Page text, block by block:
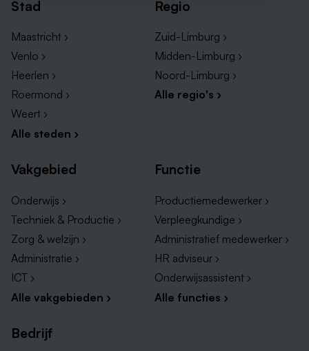
Stad
Maastricht ›
Venlo ›
Heerlen ›
Roermond ›
Weert ›
Alle steden ›
Regio
Zuid-Limburg ›
Midden-Limburg ›
Noord-Limburg ›
Alle regio's ›
Vakgebied
Onderwijs ›
Techniek & Productie ›
Zorg & welzijn ›
Administratie ›
ICT ›
Alle vakgebieden ›
Functie
Productiemedewerker ›
Verpleegkundige ›
Administratief medewerker ›
HR adviseur ›
Onderwijsassistent ›
Alle functies ›
Bedrijf